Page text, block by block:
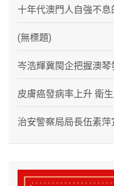
十年代澳門人自強不
(無標題)
岑浩輝冀閩企把握澳琴
皮膚癌發病率上升 衛
治安警察局局長伍素萍